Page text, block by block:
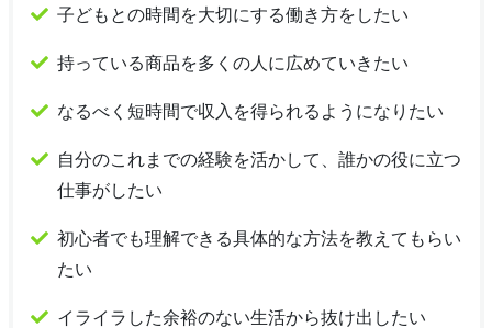
子どもとの時間を大切にする働き方をしたい
持っている商品を多くの人に広めていきたい
なるべく短時間で収入を得られるようになりたい
自分のこれまでの経験を活かして、誰かの役に立つ
仕事がしたい
初心者でも理解できる具体的な方法を教えてもらい
たい
イライラした余裕のない生活から抜け出したい